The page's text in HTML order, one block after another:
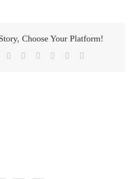
Choose Your Platform!
Reddit LinkedIn
TumblrPinterest